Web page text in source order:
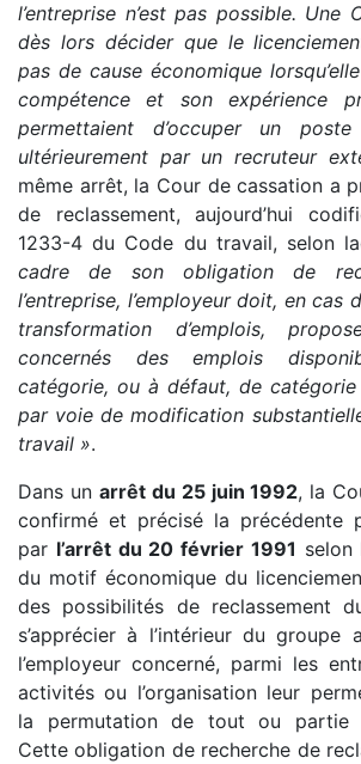
l’entreprise n’est pas possible. Une
dès lors décider que le
pas de cause économique
compétence et son expérience
permettaient d’occuper un
ultérieurement par un recruteur
même arrêt, la Cour de cassation a
de reclassement, aujourd’hui
1233-4 du Code du travail, selon
cadre de son obligation de
l’entreprise, l’employeur doit, en cas
transformation d’emplois,
concernés des emplois
catégorie, ou à défaut, de
par voie de modification
travail ».
Dans un arrêt du 25 juin 1992, la
confirmé et précisé la précédente
par l’arrêt du 20 février 1991 selon
du motif économique du
des possibilités de reclassement
s’apprécier à l’intérieur du groupe
l’employeur concerné, parmi les
activités ou l’organisation leur
la permutation de tout ou partie
Cette obligation de recherche de